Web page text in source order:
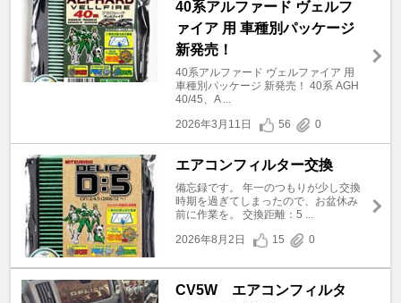
40系アルファード ヴェルフ
ァイア 用 車種別パッケージ
新発売！
40系アルファード ヴェルファイア 用
車種別パッケージ 新発売！ 40系 AGH
40/45、A ...
2026年3月11日
56 0
エアコンフィルター交換
備忘録です。 年一のつもりが少し交換
時期を過ぎてしまったので、お盆休み
前に作業を。 交換距離：5 ...
2026年8月2日
15 0
CV5W エアコンフィルタ